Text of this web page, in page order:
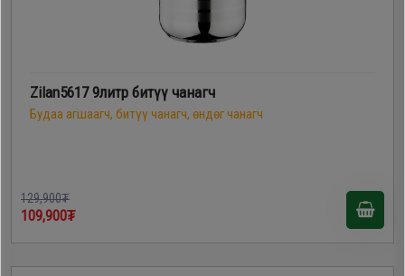
Zilan5617 9литр битүү чанагч
Будаа агшаагч, битүү чанагч, өндөг чанагч
129,900₮
109,900₮